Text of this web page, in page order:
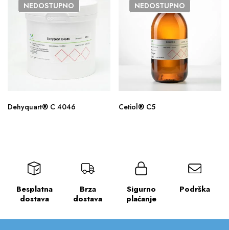
NEDOSTUPNO
Dehyquart® C 4046
NEDOSTUPNO
Cetiol® C5
Besplatna
dostava
Brza
dostava
Sigurno
plaćanje
Podrška